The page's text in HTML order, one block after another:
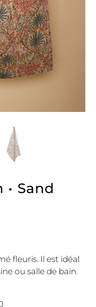
Sand
fleuris. Il est idéal
ou salle de bain.